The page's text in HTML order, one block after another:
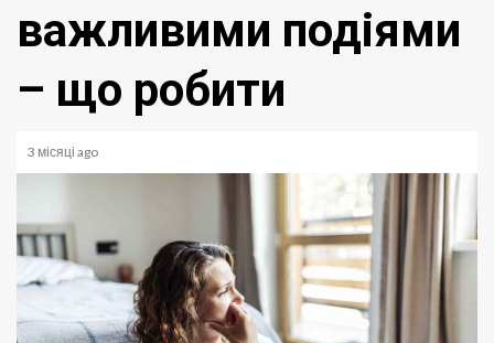
важливими подіями
– що робити
3 місяці ago